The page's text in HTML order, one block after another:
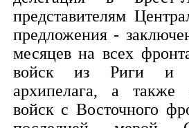
представителям
предложения -
месяцев на всех
войск из Риги и с
архипелага, а также
войск с Восточного